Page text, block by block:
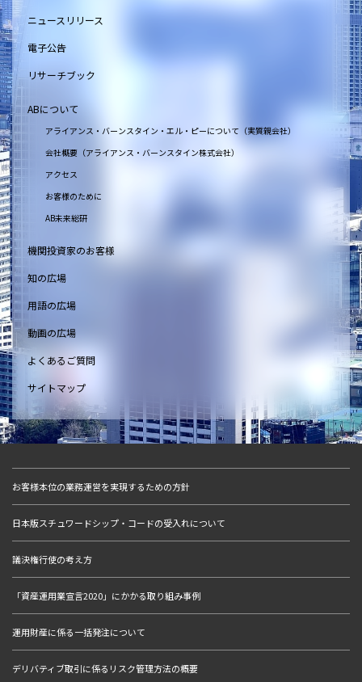
ニュースリリース
電子公告
リサーチブック
ABについて
アライアンス・バーンスタイン・エル・ピーについて（実質親会社）
会社概要（アライアンス・バーンスタイン株式会社）
アクセス
お客様のために
AB未来総研
機関投資家のお客様
知の広場
用語の広場
動画の広場
よくあるご質問
サイトマップ
お客様本位の業務運営を実現するための方針
日本版スチュワードシップ・コードの受入れについて
議決権行使の考え方
「資産運用業宣言2020」にかかる取り組み事例
運用財産に係る一括発注について
デリバティブ取引に係るリスク管理方法の概要